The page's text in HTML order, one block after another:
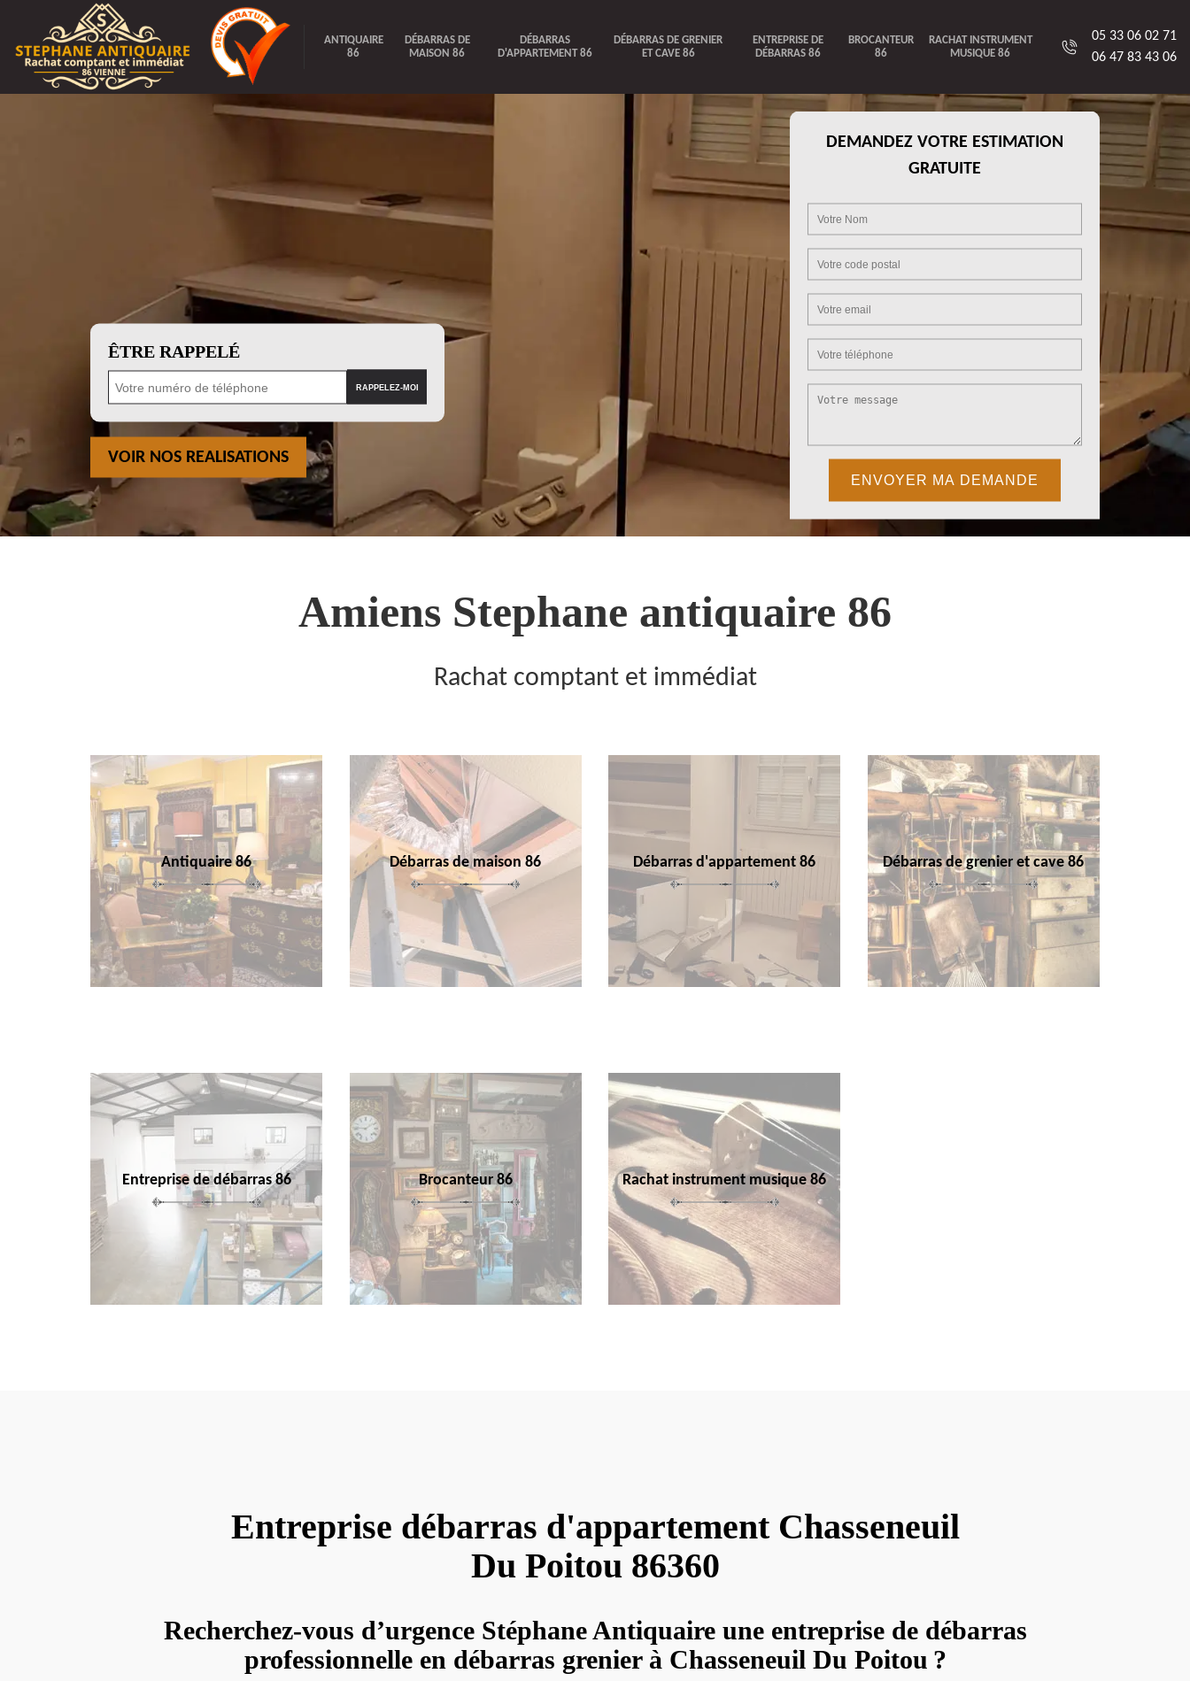
ANTIQUAIRE
86
DÉBARRAS DE
MAISON 86
DÉBARRAS
D'APPARTEMENT 86
DÉBARRAS DE GRENIER
ET CAVE 86
ENTREPRISE DE
DÉBARRAS 86
BROCANTEUR
86
RACHAT INSTRUMENT
MUSIQUE 86
05 33 06 02 71
06 47 83 43 06
ÊTRE RAPPELÉ
VOIR NOS REALISATIONS
DEMANDEZ VOTRE ESTIMATION
GRATUITE
Amiens Stephane antiquaire 86
Rachat comptant et immédiat
Antiquaire 86 Débarras de maison 86 Débarras d'appartement 86 Débarras de grenier et cave 86
Entreprise de débarras 86 Brocanteur 86 Rachat instrument musique 86
Entreprise débarras d'appartement Chasseneuil
Du Poitou 86360
Recherchez-vous d’urgence Stéphane Antiquaire une entreprise de débarras
professionnelle en débarras grenier à Chasseneuil Du Poitou ?